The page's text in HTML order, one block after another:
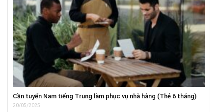
Cần tuyển Nam tiếng Trung làm phục vụ nhà hàng (Thẻ 6 tháng)
20/05/2025